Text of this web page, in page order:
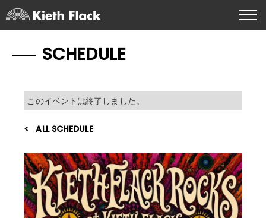
SCHEDULE
このイベントは終了しました。
ALL SCHEDULE